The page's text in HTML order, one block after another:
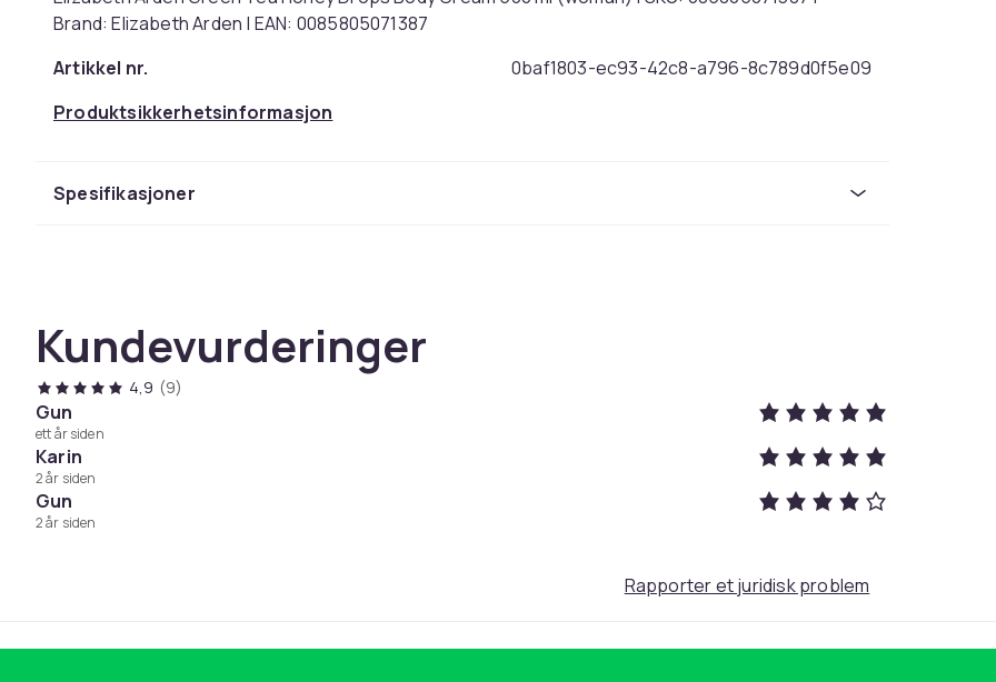
Brand: Elizabeth Arden | EAN: 0085805071387
Artikkel nr.
0baf1803-ec93-42c8-a796-8c789d0f5e09
Produktsikkerhetsinformasjon
Spesifikasjoner
Kundevurderinger
4,9 (9)
Gun
ett år siden
Karin
2 år siden
Gun
2 år siden
Rapporter et juridisk problem